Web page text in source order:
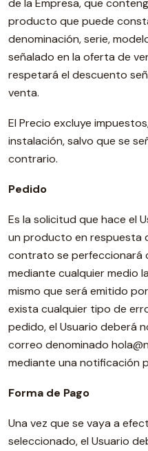
de la Empresa, que
producto que puede
denominación, serie,
señalado en la oferta de
respetará el descuento
venta.
El Precio excluye
instalación, salvo que se
contrario.
Pedido
Es la solicitud que hace el
un producto en respuesta
contrato se perfeccionará
mediante cualquier medio
mismo que será emitido
exista cualquier tipo de
pedido, el Usuario deberá
correo denominado
mediante una notificación
Forma de Pago
Una vez que se vaya a
seleccionado, el Usuario